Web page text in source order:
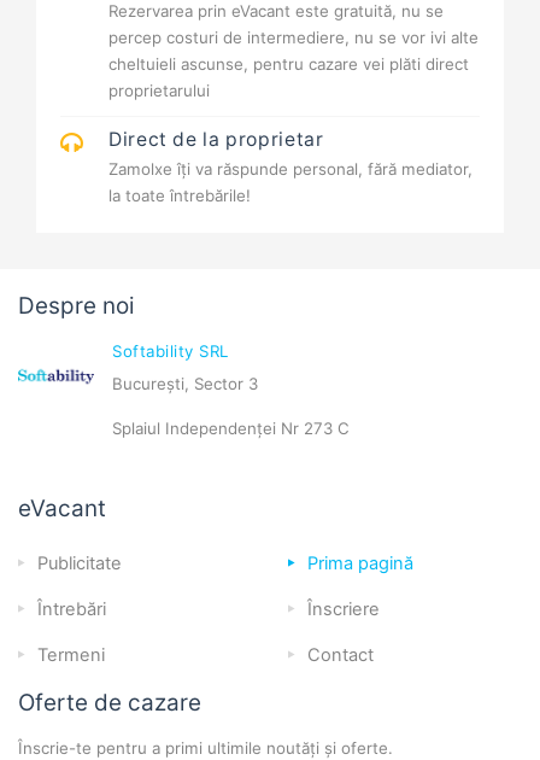
Rezervarea prin eVacant este gratuită, nu se
percep costuri de intermediere, nu se vor ivi alte
cheltuieli ascunse, pentru cazare vei plăti direct
proprietarului
Direct de la proprietar
Zamolxe îți va răspunde personal, fără mediator,
la toate întrebările!
Despre noi
Softability SRL
București, Sector 3
Splaiul Independenței Nr 273 C
eVacant
Publicitate Prima pagină
Întrebări Înscriere
Termeni Contact
Oferte de cazare
Înscrie-te pentru a primi ultimile noutăți și oferte.